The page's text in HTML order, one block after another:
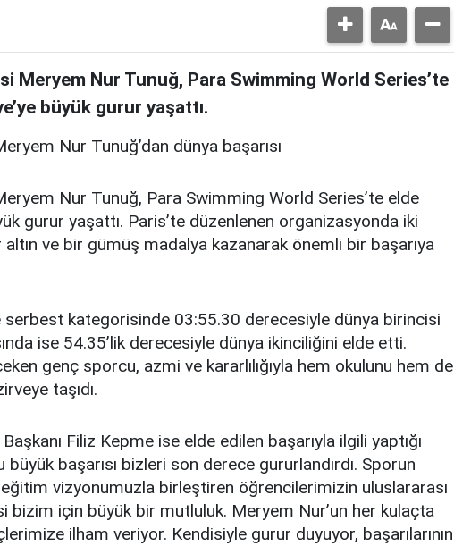
Meryem Nur Tunuğ, Para Swimming World Series’te
büyük gurur yaşattı.
Nur Tunuğ’dan dünya başarısı
Nur Tunuğ, Para Swimming World Series’te elde
gurur yaşattı. Paris’te düzenlenen organizasyonda iki
ve bir gümüş madalya kazanarak önemli bir başarıya
kategorisinde 03:55.30 derecesiyle dünya birincisi
ise 54.35’lik derecesiyle dünya ikinciliğini elde etti.
genç sporcu, azmi ve kararlılığıyla hem okulunu hem de
taşıdı.
Filiz Kepme ise elde edilen başarıyla ilgili yaptığı
büyük başarısı bizleri son derece gururlandırdı. Sporun
eğitim vizyonumuzla birleştiren öğrencilerimizin uluslararası
bizim için büyük bir mutluluk. Meryem Nur’un her kulaçta
ilham veriyor. Kendisiyle gurur duyuyor, başarılarının